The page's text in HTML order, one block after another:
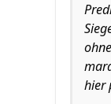
hier